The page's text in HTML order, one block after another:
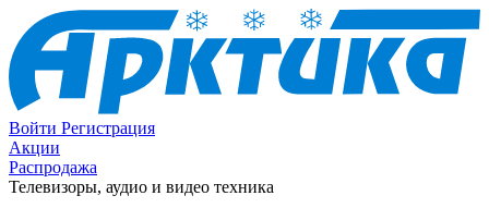
Войти Регистрация
Акции
Распродажа
Телевизоры, аудио и видео техника